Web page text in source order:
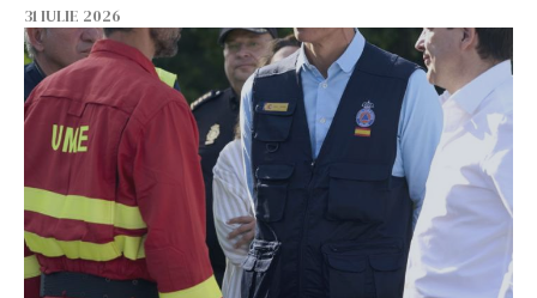
31 IULIE 2026